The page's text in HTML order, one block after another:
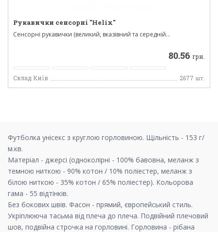
Рукавички сенсорні "Helix"
Сенсорні рукавички (великий, вказівний та середній...
80.56 грн.
Склад Київ 2677 шт.
Футболка унісекс з круглою горловиною. Щільність - 153 г/
м.кв.
Матеріал - джерсі (одноколірні - 100% бавовна, меланж з
темною ниткою - 90% котон / 10% поліестер, меланж з
білою ниткою - 35% котон / 65% поліестер). Кольорова
гама - 55 відтінків.
Без бокових швів. Фасон - прямий, європейський стиль.
Укріплююча тасьма від плеча до плеча. Подвійний плечовий
шов, подвійна строчка на горловині. Горловина - рібана